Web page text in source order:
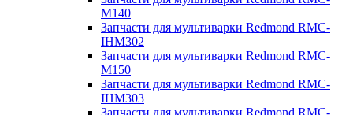
M140
Запчасти для мультиварки Redmond RMC-
IHM302
Запчасти для мультиварки Redmond RMC-
M150
Запчасти для мультиварки Redmond RMC-
IHM303
Запчасти для мультиварки Redmond RMC-